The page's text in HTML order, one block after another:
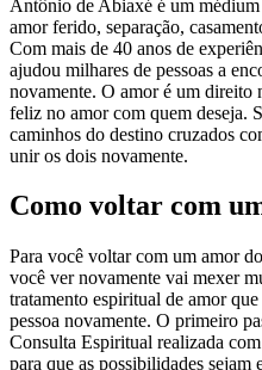
Antônio de Abiaxé é um médium
amor ferido, separação,
Com mais de 40 anos de
ajudou milhares de pessoas a
novamente. O amor é um direito
feliz no amor com quem deseja.
caminhos do destino cruzados
unir os dois novamente.
Como voltar com
Para você voltar com um amor
você ver novamente vai mexer
tratamento espiritual de amor
pessoa novamente. O primeiro
Consulta Espiritual realizada
para que as possibilidades sejam